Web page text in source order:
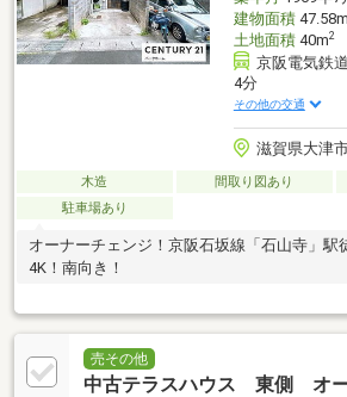
建物面積47.58m
土地面積40m2
京阪電気鉄
4分
その他の交通
滋賀県大津
木造 間取り図あり
駐車場あり
オーナーチェンジ！京阪石坂線「石山寺」駅
4K！南向き！
売その他
中古テラスハウス 東側 オ